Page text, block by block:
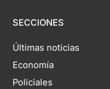
SECCIONES
Últimas noticias
Economía
Policiales